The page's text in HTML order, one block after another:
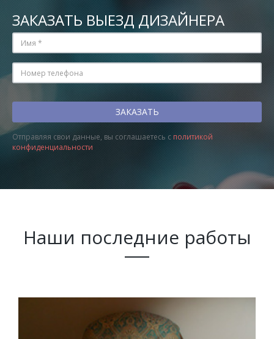
ЗАКАЗАТЬ ВЫЕЗД ДИЗАЙНЕРА
Отправляя свои данные, вы соглашаетесь с политикой
конфиденциальности
Наши последние работы